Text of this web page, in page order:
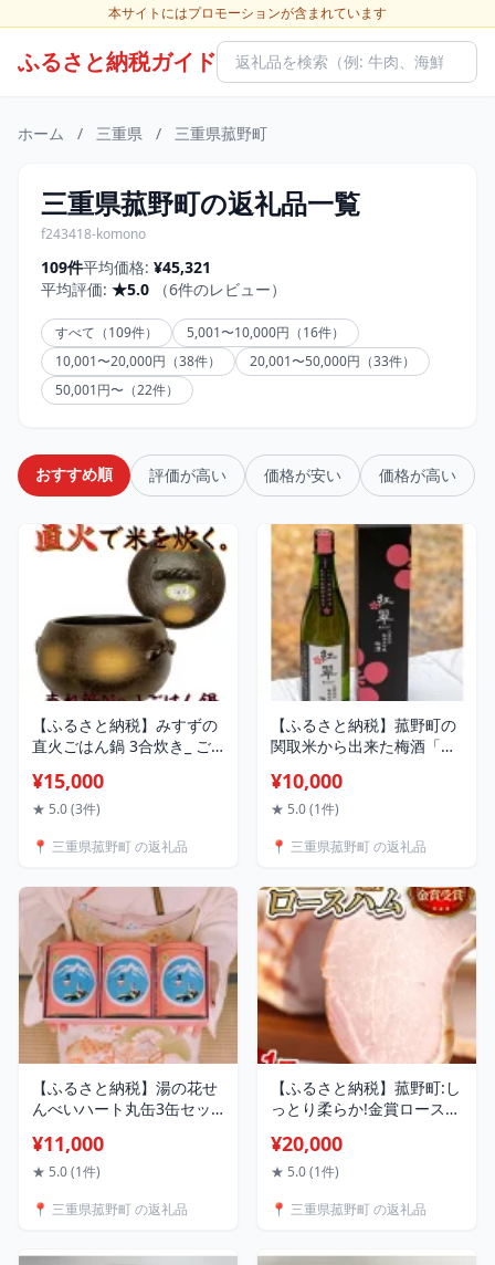
本サイトにはプロモーションが含まれています
ふるさと納税ガイド
ホーム / 三重県 / 三重県菰野町
三重県菰野町の返礼品一覧
f243418-komono
109件平均価格: ¥45,321
平均評価: ★5.0 （6件のレビュー）
すべて（109件）
5,001〜10,000円（16件）
10,001〜20,000円（38件）
20,001〜50,000円（33件）
50,001円〜（22件）
おすすめ順 評価が高い 価格が安い 価格が高い
【ふるさと納税】みすずの
直火ごはん鍋 3合炊き_ ご
調理器具 ご飯 美味しい 人
気 おすすめ 送料無料
¥15,000
★ 5.0 (3件)
📍 三重県菰野町 の返礼品
【ふるさと納税】菰野町の
関取米から出来た梅酒「紅
【1423839】
¥10,000
★ 5.0 (1件)
📍 三重県菰野町 の返礼品
【ふるさと納税】湯の花せ
んべいハート丸缶3缶セッ
スイーツ 菓子 詰め合わせ
三重県 菰野町 美味しい 人
料 【1269628】
¥11,000
★ 5.0 (1件)
📍 三重県菰野町 の返礼品
【ふるさと納税】菰野町:し
っとり柔らか!金賞ロースハ
【1306541】
¥20,000
★ 5.0 (1件)
📍 三重県菰野町 の返礼品